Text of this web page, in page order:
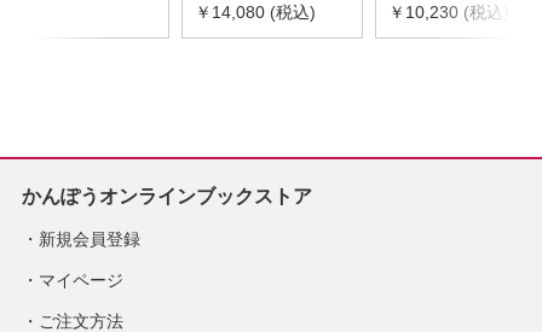
令和8年度版
※2026年8月下旬発
￥14,080 (税込)
器具等基礎価格表
2026年度版
￥10,230 (税込)
かんぽうオンラインブックストア
新規会員登録
マイページ
ご注文方法